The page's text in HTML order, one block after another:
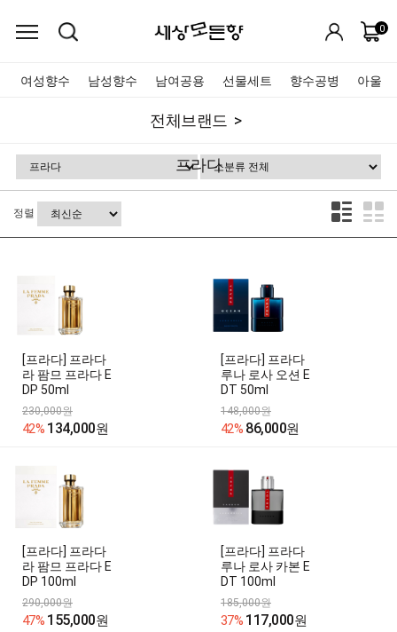
0
여성향수 남성향수 남여공용 선물세트 향수공병 아울렛
전체브랜드
프라다
정렬
[프라다] 프라다
라 팜므 프라다 E
DP 50ml
230,000원
42% 134,000원
[프라다] 프라다
루나 로사 오션 E
DT 50ml
148,000원
42% 86,000원
[프라다] 프라다
라 팜므 프라다 E
DP 100ml
290,000원
47% 155,000원
[프라다] 프라다
루나 로사 카본 E
DT 100ml
185,000원
37% 117,000원